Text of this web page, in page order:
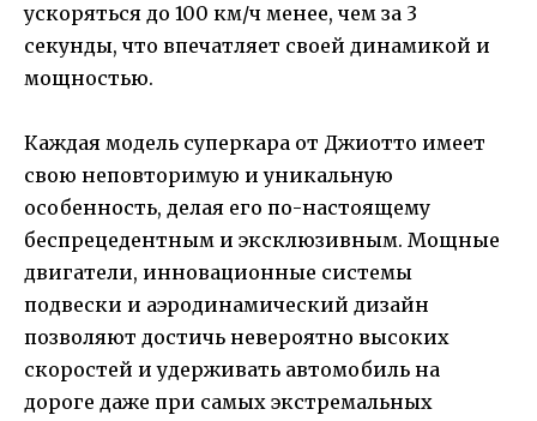
ускоряться до 100 км/ч менее, чем за 3
секунды, что впечатляет своей динамикой и
мощностью.
Каждая модель суперкара от Джиотто имеет
свою неповторимую и уникальную
особенность, делая его по-настоящему
беспрецедентным и эксклюзивным. Мощные
двигатели, инновационные системы
подвески и аэродинамический дизайн
позволяют достичь невероятно высоких
скоростей и удерживать автомобиль на
дороге даже при самых экстремальных